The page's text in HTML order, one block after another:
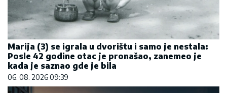
Marija (3) se igrala u dvorištu i samo je nestala:
Posle 42 godine otac je pronašao, zanemeo je
kada je saznao gde je bila
06. 08. 2026 09:39